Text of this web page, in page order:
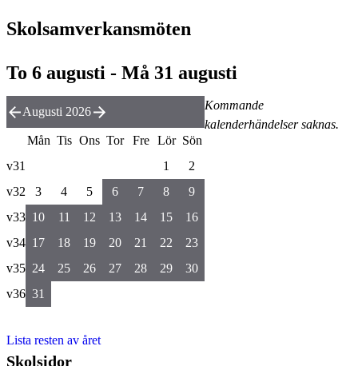
Skolsamverkansmöten
To 6 augusti - Må 31 augusti
Kommande
kalenderhändelser saknas.
Augusti 2026
Mån Tis Ons Tor Fre Lör Sön
v31
1
2
v32
3 4 5 6 7 8
9
v33 10 11 12 13 14 15
16
v34 17 18 19 20 21 22
23
v35 24 25 26 27 28 29
30
v36 31
Lista resten av året
Skolsidor